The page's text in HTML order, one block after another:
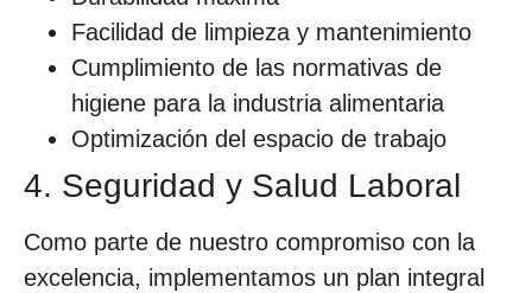
Facilidad de limpieza y mantenimiento
Cumplimiento de las normativas de
higiene para la industria alimentaria
Optimización del espacio de trabajo
4. Seguridad y Salud Laboral
Como parte de nuestro compromiso con la
excelencia, implementamos un plan integral